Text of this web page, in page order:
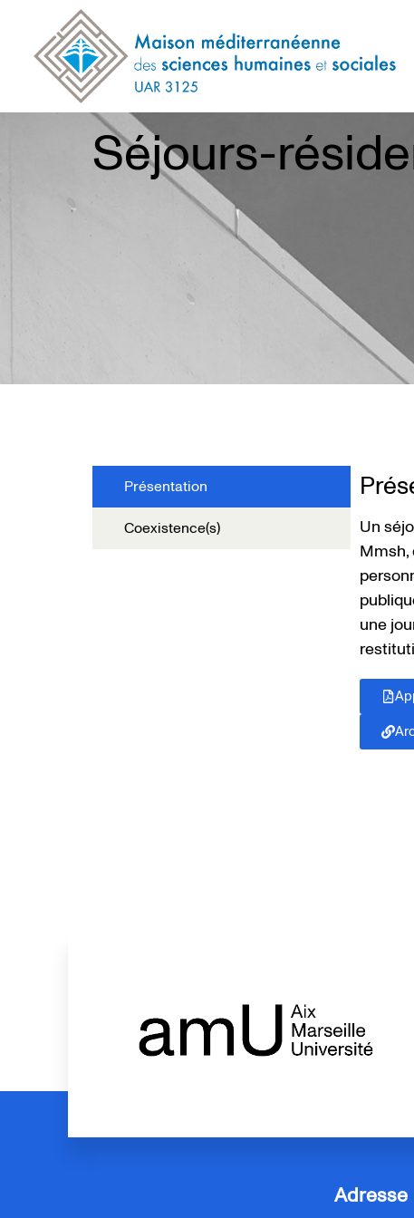
Séjours-
Présentation
Coexistence(s)
Un
Mmsh,
une
Adresse